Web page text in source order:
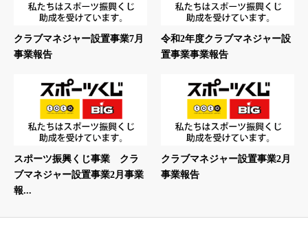
クラブマネジャー設置事業7月
事業報告
令和2年度クラブマネジャー設
置事業事業報告
スポーツ振興くじ事業 クラ
ブマネジャー設置事業2月事業
報...
クラブマネジャー設置事業2月
事業報告